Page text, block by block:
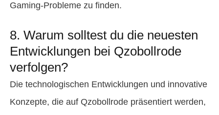
Gaming-Probleme zu finden.
8. Warum solltest du die neuesten
Entwicklungen bei Qzobollrode
verfolgen?
Die technologischen Entwicklungen und innovative
Konzepte, die auf Qzobollrode präsentiert werden,